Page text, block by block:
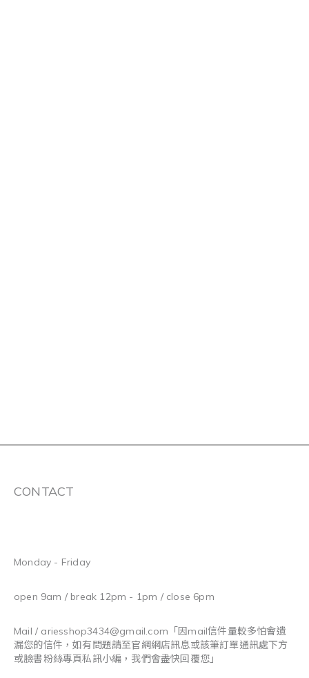
CONTACT
Monday - Friday
open 9am / break 12pm - 1pm / close 6pm
Mail / ariesshop3434@gmail.com 「因mail信件量較多怕會遺
漏您的信件，如有問題請至官網網店訊息或該筆訂單通訊處下方
或臉書粉絲專頁私訊小編，我們會盡快回覆您」